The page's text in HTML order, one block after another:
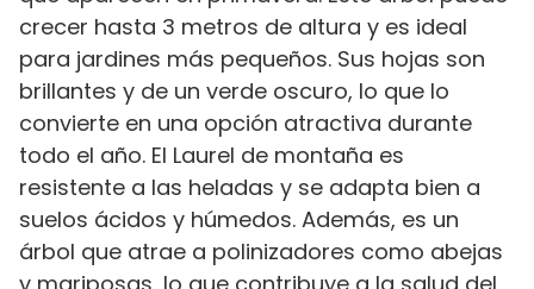
crecer hasta 3 metros de altura y es ideal
para jardines más pequeños. Sus hojas son
brillantes y de un verde oscuro, lo que lo
convierte en una opción atractiva durante
todo el año. El Laurel de montaña es
resistente a las heladas y se adapta bien a
suelos ácidos y húmedos. Además, es un
árbol que atrae a polinizadores como abejas